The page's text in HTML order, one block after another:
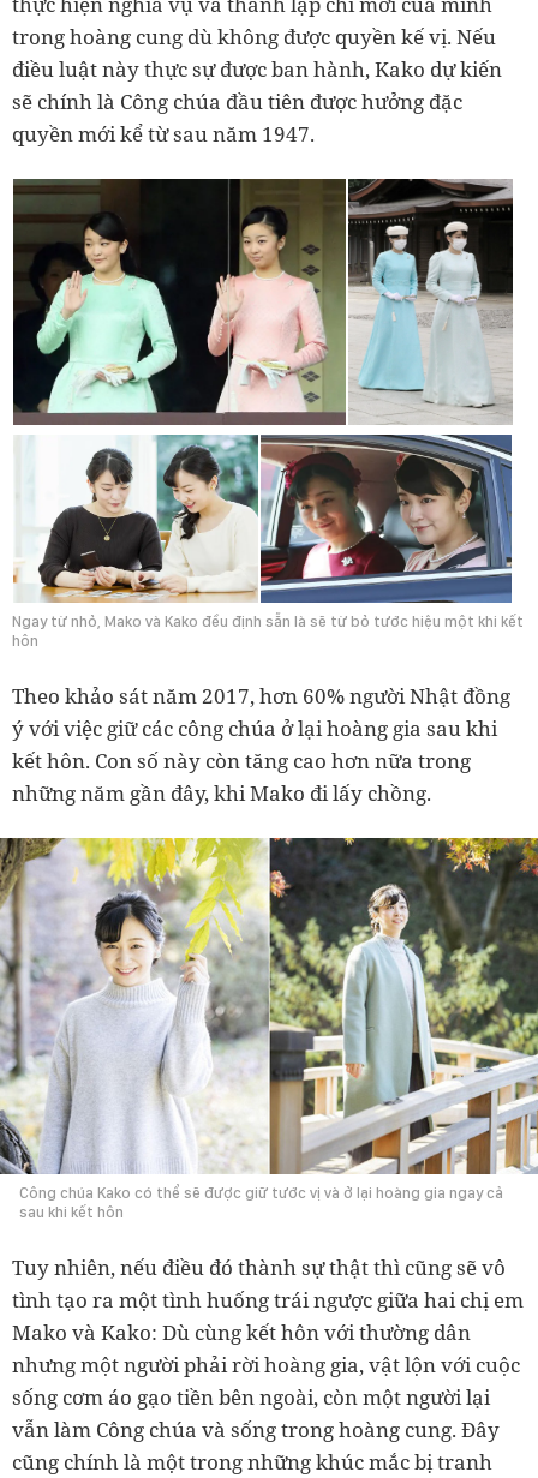
trong hoàng cung dù không được quyền kế vị. Nếu
điều luật này thực sự được ban hành, Kako dự kiến
sẽ chính là Công chúa đầu tiên được hưởng đặc
quyền mới kể từ sau năm 1947.
Ngay từ nhỏ, Mako và Kako đều định sẵn là sẽ từ bỏ tước hiệu một khi kết
hôn
Theo khảo sát năm 2017, hơn 60% người Nhật đồng
ý với việc giữ các công chúa ở lại hoàng gia sau khi
kết hôn. Con số này còn tăng cao hơn nữa trong
những năm gần đây, khi Mako đi lấy chồng.
Công chúa Kako có thể sẽ được giữ tước vị và ở lại hoàng gia ngay cả
sau khi kết hôn
Tuy nhiên, nếu điều đó thành sự thật thì cũng sẽ vô
tình tạo ra một tình huống trái ngược giữa hai chị em
Mako và Kako: Dù cùng kết hôn với thường dân
nhưng một người phải rời hoàng gia, vật lộn với cuộc
sống cơm áo gạo tiền bên ngoài, còn một người lại
vẫn làm Công chúa và sống trong hoàng cung. Đây
cũng chính là một trong những khúc mắc bị tranh